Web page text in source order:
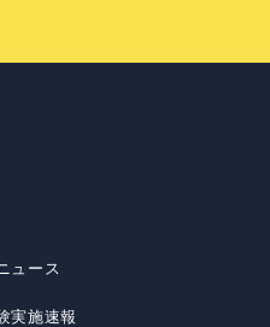
ュース
実施速報